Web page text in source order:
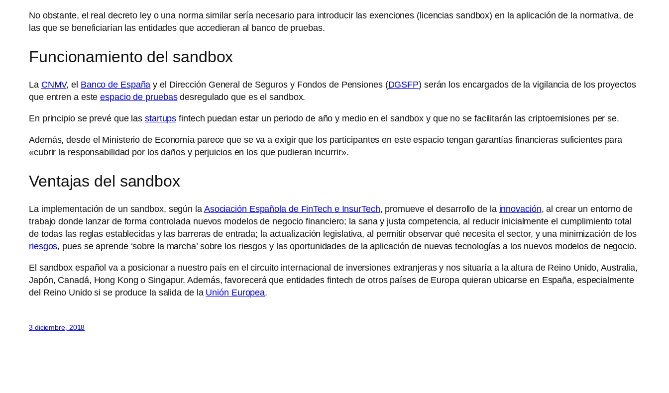
No obstante, el real decreto ley o una norma similar sería necesario para introducir las exenciones (licencias sandbox) en la aplicación de la normativa, de
las que se beneficiarían las entidades que accedieran al banco de pruebas.
Funcionamiento del sandbox
La CNMV, el Banco de España y el Dirección General de Seguros y Fondos de Pensiones (DGSFP) serán los encargados de la vigilancia de los proyectos
que entren a esteespacio de pruebasdesregulado que es el sandbox.
En principio se prevé que las startups fintech puedan estar un periodo de año y medio en el sandbox y que no se facilitarán las criptoemisiones per se.
Además, desde el Ministerio de Economía parece que se va a exigir que los participantes en este espacio tengan garantías financieras suficientes para
«cubrir la responsabilidad por los daños y perjuicios en los que pudieran incurrir».
Ventajas del sandbox
La implementación de un sandbox, según la Asociación Española de FinTech e InsurTech, promueve el desarrollo de la innovación, al crear un entorno de
trabajo donde lanzar de forma controlada nuevos modelos de negocio financiero; la sana y justa competencia, al reducir inicialmente el cumplimiento total
de todas las reglas establecidas y las barreras de entrada; la actualización legislativa, al permitir observar qué necesita el sector, y una minimización de los
riesgos, pues se aprende ‘sobre la marcha’ sobre los riesgos y las oportunidades de la aplicación de nuevas tecnologías a los nuevos modelos de negocio.
El sandbox español va a posicionar a nuestro país en el circuito internacional de inversiones extranjeras y nos situaría a la altura de Reino Unido, Australia,
Japón, Canadá, Hong Kong o Singapur. Además, favorecerá que entidades fintech de otros países de Europa quieran ubicarse en España, especialmente
del Reino Unido si se produce la salida de la Unión Europea.
3 diciembre, 2018